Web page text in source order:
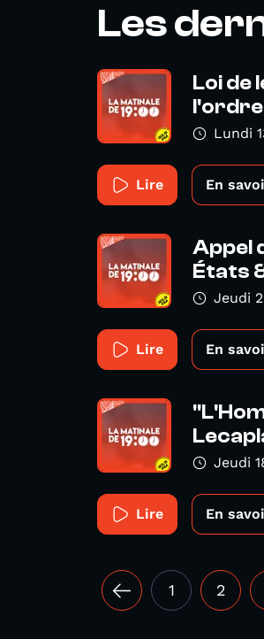
Les
Loi de
l'ordre
Lundi
Lire En
Appel
États
Jeudi
Lire En
Jeudi
Lire En
1 2